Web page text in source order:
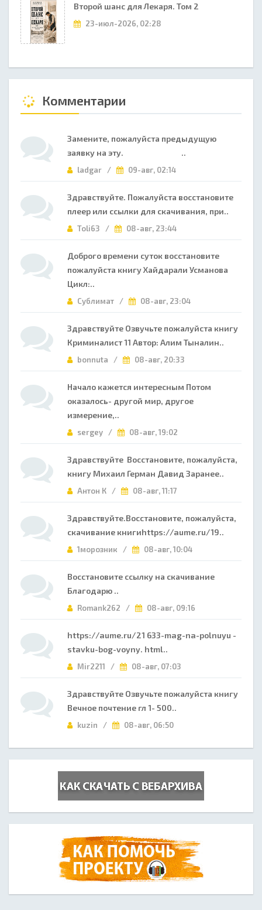
Второй шанс для Лекаря. Том 2
23-июл-2026, 02:28
Комментарии
Замените, пожалуйста предыдущую
заявку на эту. ..
ladgar / 09-авг, 02:14
Здравствуйте. Пожалуйста восстановите
плеер или ссылки для скачивания, при..
Toli63 / 08-авг, 23:44
Доброго времени суток восстановите
пожалуйста книгу Хайдарали Усманова
Цикл:..
Сублимат / 08-авг, 23:04
Здравствуйте Озвучьте пожалуйста книгу
Криминалист 11 Автор: Алим Тыналин..
bonnuta / 08-авг, 20:33
Начало кажется интересным Потом
оказалось- другой мир, другое
измерение,..
sergey / 08-авг, 19:02
Здравствуйте Восстановите, пожалуйста,
книгу Михаил Герман Давид Заранее..
Антон К / 08-авг, 11:17
Здравствуйте.Восстановите, пожалуйста,
скачивание книгиhttps://aume.ru/19..
1морозник / 08-авг, 10:04
Восстановите ссылку на скачивание
Благодарю ..
Romank262 / 08-авг, 09:16
https://aume.ru/21 633-mag-na-polnuyu -
stavku-bog-voyny. html..
Mir2211 / 08-авг, 07:03
Здравствуйте Озвучьте пожалуйста книгу
Вечное почтение гл 1- 500..
kuzin / 08-авг, 06:50